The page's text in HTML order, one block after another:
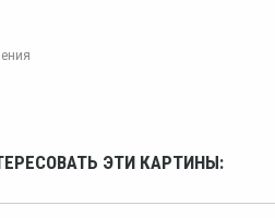
ЭТИ КАРТИНЫ: